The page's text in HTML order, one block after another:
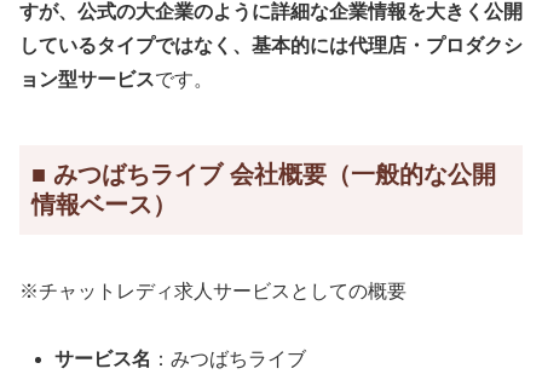
すが、公式の大企業のように詳細な企業情報を大きく公開
しているタイプではなく、基本的には代理店・プロダクシ
ョン型サービスです。
■ みつばちライブ 会社概要（一般的な公開
情報ベース）
※チャットレディ求人サービスとしての概要
サービス名 ：みつばちライブ